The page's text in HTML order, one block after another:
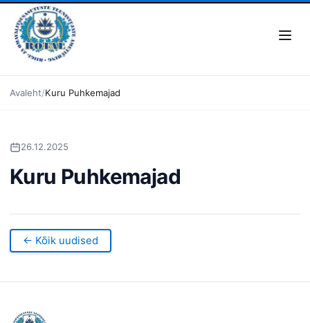
Avaleht Kuru Puhkemajad
26.12.2025
Kuru Puhkemajad
← Kõik uudised